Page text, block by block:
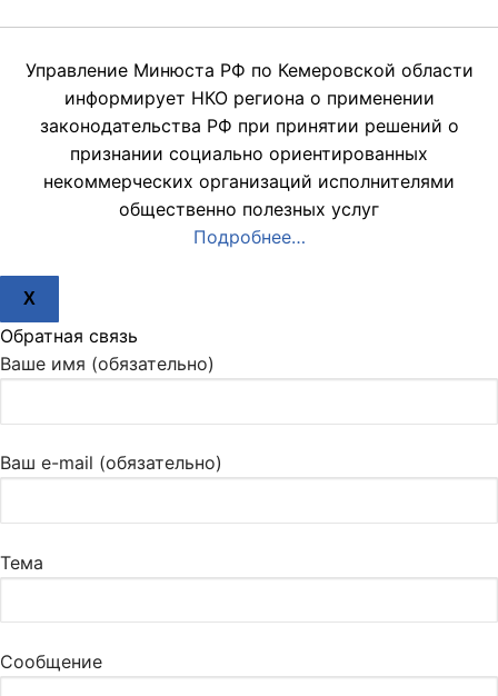
Управление Минюста РФ по Кемеровской области
информирует НКО региона о применении
законодательства РФ при принятии решений о
признании социально ориентированных
некоммерческих организаций исполнителями
общественно полезных услуг
Подробнее…
X
Обратная связь
Ваше имя (обязательно)
Ваш e-mail (обязательно)
Тема
Сообщение